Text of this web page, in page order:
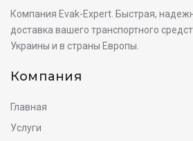
Компания Evak-Expert. Быстрая,
доставка вашего транспортного
Украины и в страны Европы.
Компания
Главная
Услуги